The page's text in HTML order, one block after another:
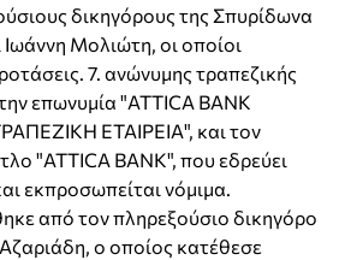
δικηγόρους της Σπυρίδωνα
Ιωάννη Μολιώτη, οι οποίοι
7. ανώνυμης τραπεζικής
επωνυμία "ATTICA BANK
ΕΤΑΙΡΕΙΑ", και τον
"ATTICA BANK", που εδρεύει
εκπροσωπείται νόμιμα.
από τον πληρεξούσιο δικηγόρο
ο οποίος κατέθεσε